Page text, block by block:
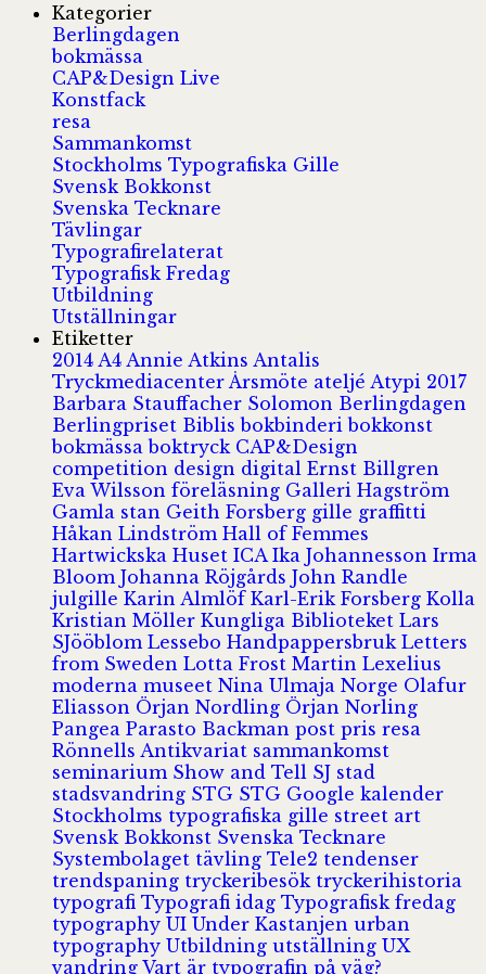
Kategorier
Berlingdagen
bokmässa
CAP&Design Live
Konstfack
resa
Sammankomst
Stockholms Typografiska Gille
Svensk Bokkonst
Svenska Tecknare
Tävlingar
Typografirelaterat
Typografisk Fredag
Utbildning
Utställningar
Etiketter
2014 A4 Annie Atkins Antalis
Tryckmediacenter Årsmöte ateljé Atypi 2017
Barbara Stauffacher Solomon Berlingdagen
Berlingpriset Biblisbokbinderibokkonst
bokmässaboktryck CAP&Design
competition design digital Ernst Billgren
Eva Wilsson föreläsning Galleri Hagström
Gamla stan Geith Forsberg gille graffitti
Håkan Lindström Hall of Femmes
Hartwickska Huset ICA Ika Johannesson Irma
Bloom Johanna Röjgårds John Randle
julgille Karin Almlöf Karl-Erik Forsberg Kolla
Kristian Möller Kungliga Biblioteket Lars
SJööblom Lessebo Handpappersbruk Letters
from Sweden Lotta Frost Martin Lexelius
moderna museet Nina Ulmaja Norge Olafur
Eliasson Örjan Nordling Örjan Norling
Pangea Parasto Backman post pris resa
Rönnells Antikvariat sammankomst
seminarium Show and Tell SJ stad
stadsvandring STG STG Google kalender
Stockholms typografiska gille street art
Svensk Bokkonst Svenska Tecknare
Systembolaget tävling Tele2 tendenser
trendspaning tryckeribesök tryckerihistoria
typografi Typografi idag Typografisk fredag
typography UI Under Kastanjen urban
typography Utbildning utställning UX
vandring Vart är typografin på väg?